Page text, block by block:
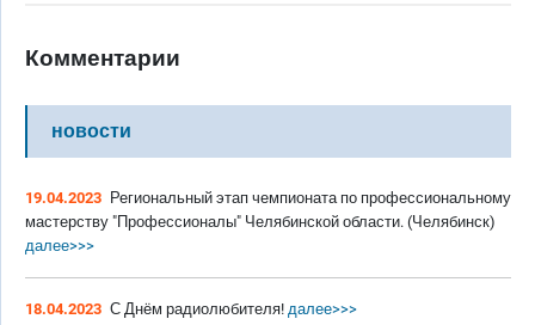
Комментарии
новости
19.04.2023 Региональный этап чемпионата по профессиональному
мастерству "Профессионалы" Челябинской области. (Челябинск)
далее>>>
18.04.2023 С Днём радиолюбителя! далее>>>